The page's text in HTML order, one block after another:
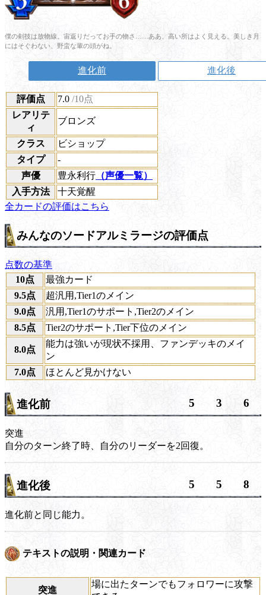
僕の剣技は放物線。宙返りだってお手の物さ……ああ、高い所はよく見える。美しき月
にはそぐわない、野蛮な輩の頭がね。
進化前 進化後
評価点 7.0 /10点
レアリテ
ィ
ブロンズ
クラス
ビショップ
タイプ
-
声優
豊永利行 （声優一覧）
入手方法
十天覚醒
全カードの評価はこちら
みんなのソードアルミラージの評価点
点数の基準
10点
最強カード
9.5点
超汎用,Tier1のメイン
9.0点
汎用,Tier1のサポート,Tier2のメイン
8.5点
Tier2のサポート,Tier下位のメイン
8.0点
能力は強いが現状不採用、ファンデッキのメイ
ン
7.0点
ほとんど見かけない
進化前 5 3 6
突進
自分のターン終了時、自分のリーダーを2回復。
進化後 5 5 8
進化前と同じ能力。
テキストの説明・関連カード
突進
場に出たターンでもフォロワーに攻撃